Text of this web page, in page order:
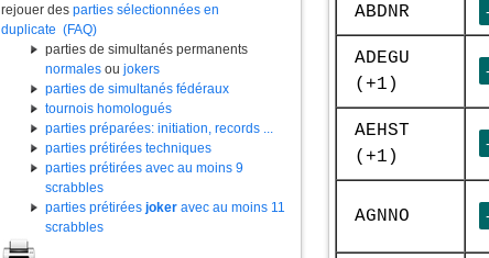
rejouer des parties sélectionnées en
duplicate (FAQ)
parties de simultanés permanents
normales ou jokers
parties de simultanés fédéraux
tournois homologués
parties préparées: initiation, records ...
parties prétirées techniques
parties prétirées avec au moins 9
scrabbles
parties prétirées joker avec au moins 11
scrabbles
ABDNR
ADEGU
(+1)
AEHST
(+1)
AGNNO